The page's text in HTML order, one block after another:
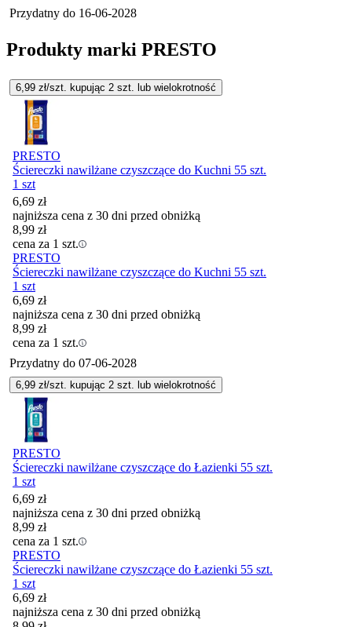
Przydatny do 16-06-2028
Produkty marki PRESTO
6,99 zł/szt. kupując 2 szt. lub wielokrotność
PRESTO
Ściereczki nawilżane czyszczące do Kuchni 55 szt.
1 szt
6,69 zł
najniższa cena z 30 dni przed obniżką
8,99 zł
cena za 1 szt.
PRESTO
Ściereczki nawilżane czyszczące do Kuchni 55 szt.
1 szt
6,69 zł
najniższa cena z 30 dni przed obniżką
8,99 zł
cena za 1 szt.
Przydatny do 07-06-2028
6,99 zł/szt. kupując 2 szt. lub wielokrotność
PRESTO
Ściereczki nawilżane czyszczące do Łazienki 55 szt.
1 szt
6,69 zł
najniższa cena z 30 dni przed obniżką
8,99 zł
cena za 1 szt.
PRESTO
Ściereczki nawilżane czyszczące do Łazienki 55 szt.
1 szt
6,69 zł
najniższa cena z 30 dni przed obniżką